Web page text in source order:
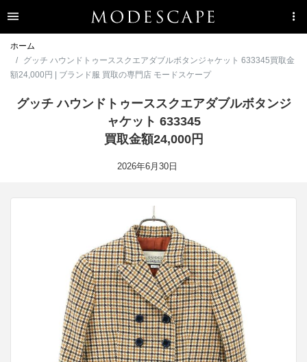
ホーム
グッチ ハウンドトゥーススクエアダブルボタンジャケット 633345買取金
額24,000円 | ブランド服 買取の専門店 モードスケープ
グッチ ハウンドトゥーススクエアダブルボタンジ
ャケット 633345
買取金額24,000円
2026年6月30日